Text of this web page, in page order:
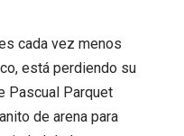
cada vez menos
está perdiendo su
Pascual Parquet
de arena para